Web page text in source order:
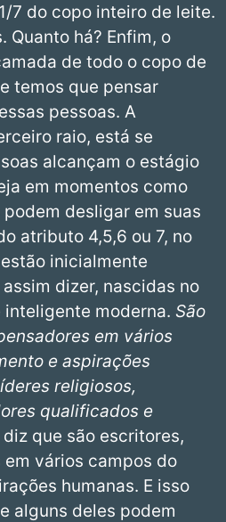
7 do copo inteiro de leite.
Quanto há? Enfim, o
de todo o copo de
temos que pensar
pessoas. A
raio, está se
alcançam o estágio
em momentos como
desligar em suas
atributo 4,5,6 ou 7, no
inicialmente
dizer, nascidas no
inteligente moderna. São
em vários
e aspirações
religiosos,
qualificados e
que são escritores,
vários campos do
humanas. E isso
alguns deles podem